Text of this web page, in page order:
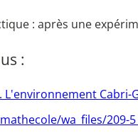
: après une
:
L'environnement
wa_files/209-